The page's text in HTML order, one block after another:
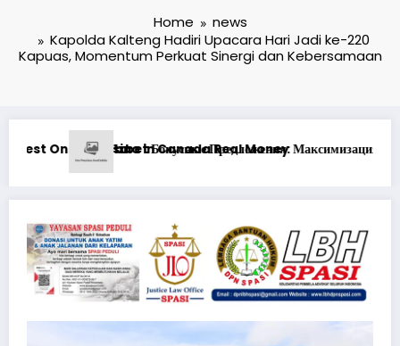
Home
news
Kapolda Kalteng Hadiri Upacara Hari Jadi ke-220
Kapuas, Momentum Perkuat Sinergi dan Kebersamaan
Вашего Игрового ОпытаƏn yaxşı Pinco mərclərdə real